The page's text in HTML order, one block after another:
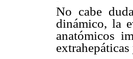
No cabe
dinámico, la
anatómicos